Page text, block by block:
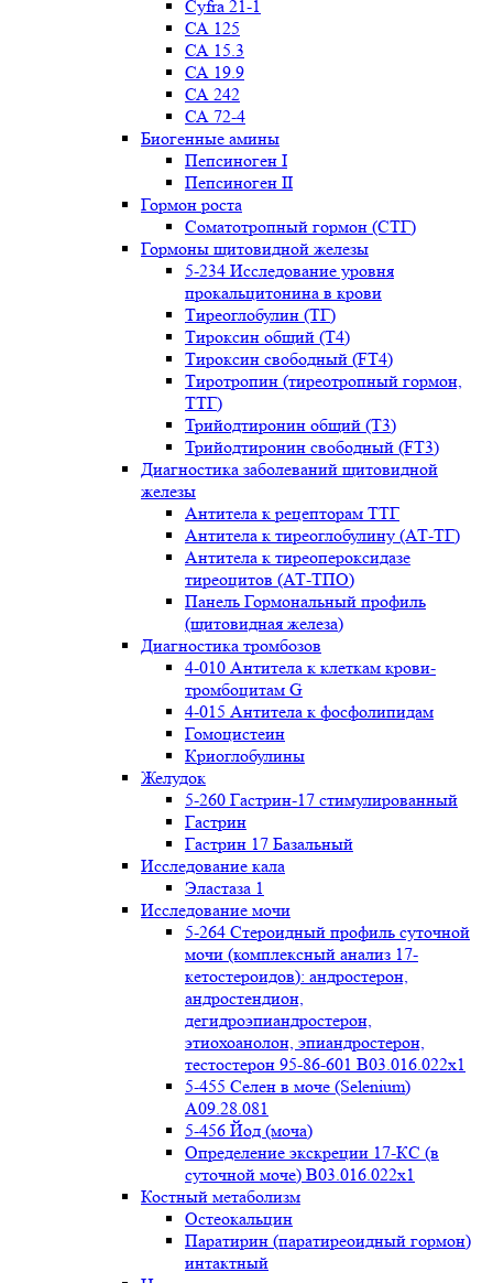
Сyfra 21-1
СА 125
СА 15.3
СА 19.9
СА 242
СА 72-4
Биогенные амины
Пепсиноген I
Пепсиноген II
Гормон роста
Соматотропный гормон (СТГ)
Гормоны щитовидной железы
5-234 Исследование уровня
прокальцитонина в крови
Тиреоглобулин (ТГ)
Тироксин общий (Т4)
Тироксин свободный (FT4)
Тиротропин (тиреотропный гормон,
ТТГ)
Трийодтиронин общий (Т3)
Трийодтиронин свободный (FT3)
Диагностика заболеваний щитовидной
железы
Антитела к рецепторам ТТГ
Антитела к тиреоглобулину (АТ-ТГ)
Антитела к тиреопероксидазе
тиреоцитов (АТ-ТПО)
Панель Гормональный профиль
(щитовидная железа)
Диагностика тромбозов
4-010 Антитела к клеткам крови-
тромбоцитам G
4-015 Антитела к фосфолипидам
Гомоцистеин
Криоглобулины
Желудок
5-260 Гастрин-17 стимулированный
Гастрин
Гастрин 17 Базальный
Исследование кала
Эластаза 1
Исследование мочи
5-264 Стероидный профиль суточной
мочи (комплексный анализ 17-
кетостероидов): андростерон,
андростендион,
дегидроэпиандростерон,
этиохоанолон, эпиандростерон,
тестостерон 95-86-601 B03.016.022x1
5-455 Селен в моче (Selenium)
A09.28.081
5-456 Йод (моча)
Определение экскреции 17-КС (в
суточной моче) B03.016.022x1
Костный метаболизм
Остеокальцин
Паратирин (паратиреоидный гормон)
интактный